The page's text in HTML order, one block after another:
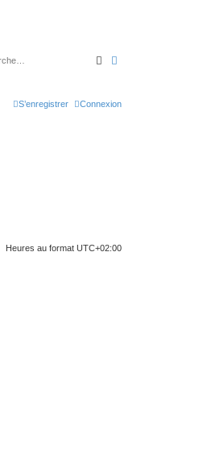
Rechercher
Connexion
S’enregistrer
Heures au format UTC+02:00